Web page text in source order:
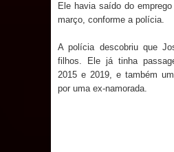
Ele havia saído do
março, conforme a polícia.
A polícia descobriu que
filhos. Ele já tinha
2015 e 2019, e também
por uma ex-namorada.